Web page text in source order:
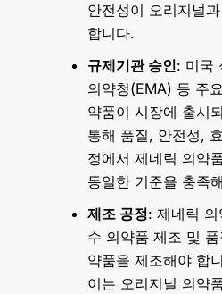
안전성이 오리지널
합니다.
규제기관 승인: 미국
의약청(EMA) 등 주
약품이 시장에 출시
통해 품질, 안전성,
정에서 제네릭 의약
동일한 기준을 충족
제조 공정: 제네릭
수 의약품 제조 및
약품을 제조해야 합
이는 오리지널 의약